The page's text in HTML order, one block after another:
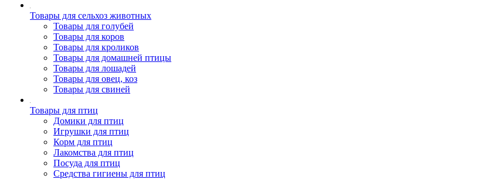
Товары для сельхоз животных
Товары для голубей
Товары для коров
Товары для кроликов
Товары для домашней птицы
Товары для лошадей
Товары для овец, коз
Товары для свиней
Товары для птиц
Домики для птиц
Игрушки для птиц
Корм для птиц
Лакомства для птиц
Посуда для птиц
Средства гигиены для птиц